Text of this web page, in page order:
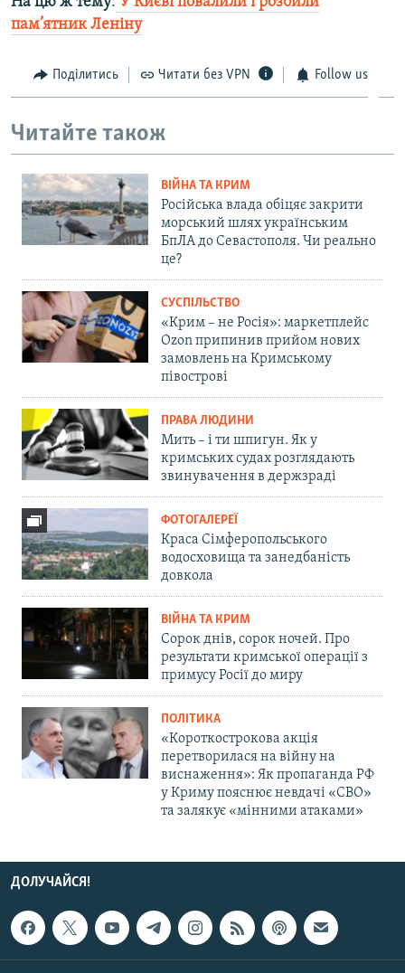
пам’ятник Леніну
Поділитись Читати без VPN Follow us
Читайте також
ВІЙНА ТА КРИМ
Російська влада обіцяє закрити
морський шлях українським
БпЛА до Севастополя. Чи реально
це?
СУСПІЛЬСТВО
«Крим – не Росія»: маркетплейс
Ozon припинив прийом нових
замовлень на Кримському
півострові
ПРАВА ЛЮДИНИ
Мить – і ти шпигун. Як у
кримських судах розглядають
звинувачення в держзраді
ФОТОГАЛЕРЕЇ
Краса Сімферопольського
водосховища та занедбаність
довкола
ВІЙНА ТА КРИМ
Сорок днів, сорок ночей. Про
результати кримської операції з
примусу Росії до миру
ПОЛІТИКА
«Короткострокова акція
перетворилася на війну на
виснаження»: Як пропаганда РФ
у Криму пояснює невдачі «СВО»
та залякує «мінними атаками»
ДОЛУЧАЙСЯ!